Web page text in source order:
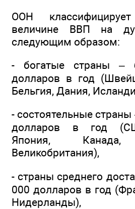
ООН
величине ВВП на
следующим образом:
- богатые страны –
долларов в год
Бельгия, Дания,
- состоятельные
долларов в год
Япония, Канада,
Великобритания),
- страны среднего
000 долларов в год
Нидерланды),